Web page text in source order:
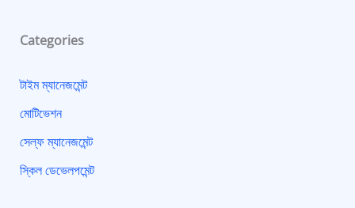
Categories
টাইম ম্যানেজমেন্ট
মোটিভেশন
সেল্ফ ম্যানেজমেন্ট
স্কিল ডেভেলপমেন্ট